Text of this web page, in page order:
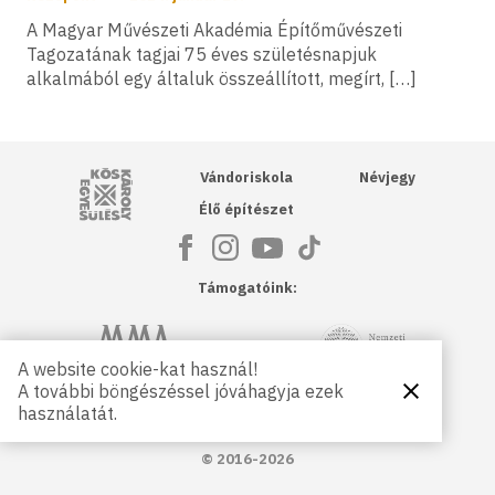
A Magyar Művészeti Akadémia Építőművészeti
Tagozatának tagjai 75 éves születésnapjuk
alkalmából egy általuk összeállított, megírt, […]
Kós Károly Egyesülés
Vándoriskola
Élő építészet
Névjegy
Támogatóink:
Magyar Művészeti Akadémia NKA
Petőfi Kulturális Ügynökség
© 2016-2026
A website cookie-kat használ!
A további böngészéssel jóváhagyja ezek
használatát.
Bezárás